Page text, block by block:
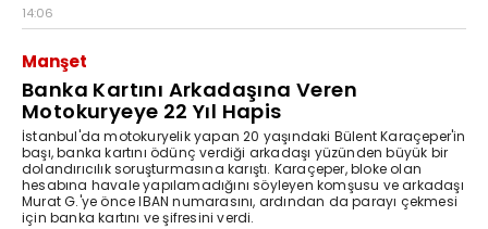
14:06
Manşet
Banka Kartını Arkadaşına Veren
Motokuryeye 22 Yıl Hapis
İstanbul'da motokuryelik yapan 20 yaşındaki Bülent Karaçeper'in
başı, banka kartını ödünç verdiği arkadaşı yüzünden büyük bir
dolandırıcılık soruşturmasına karıştı. Karaçeper, bloke olan
hesabına havale yapılamadığını söyleyen komşusu ve arkadaşı
Murat G.'ye önce IBAN numarasını, ardından da parayı çekmesi
için banka kartını ve şifresini verdi.